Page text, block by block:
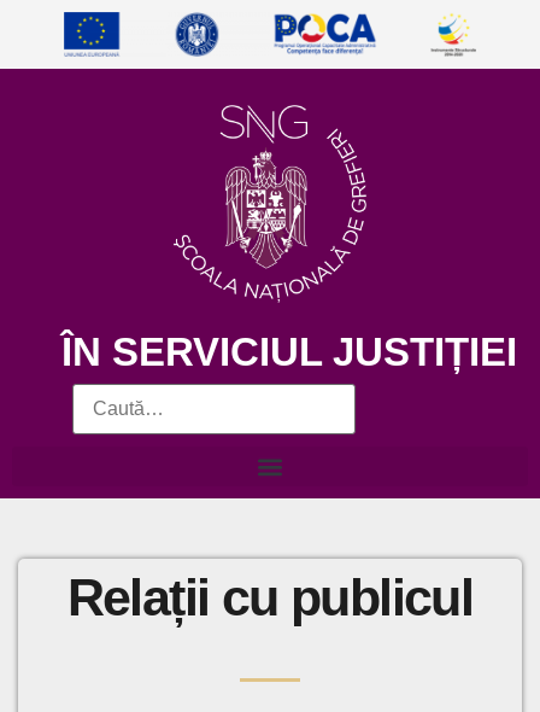
ÎN SERVICIUL JUSTIȚIEI
Relații cu publicul